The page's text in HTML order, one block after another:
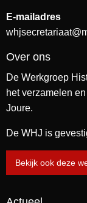
E-mailadres
Over ons
De Werkgroep
het verzamelen
Joure.
De WHJ is
Bekijk ook deze